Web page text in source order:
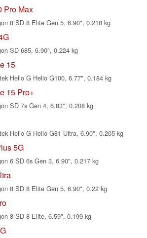
Pro Max
8 SD 8 Elite Gen 5, 6.90", 0.218 kg
SD 685, 6.90", 0.224 kg
15
Helio G Helio G100, 6.77", 0.184 kg
15 Pro+
SD 7s Gen 4, 6.83", 0.208 kg
Helio G Helio G81 Ultra, 6.90", 0.205 kg
5G
6 SD 6s Gen 3, 6.90", 0.217 kg
8 SD 8 Elite Gen 5, 6.90", 0.22 kg
8 SD 8 Elite, 6.59", 0.199 kg